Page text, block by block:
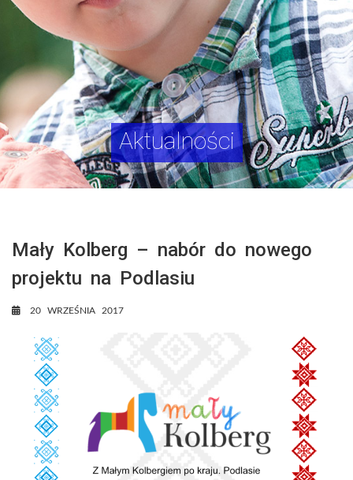
Aktualności
Mały Kolberg – nabór do nowego
projektu na Podlasiu
20 WRZEŚNIA 2017